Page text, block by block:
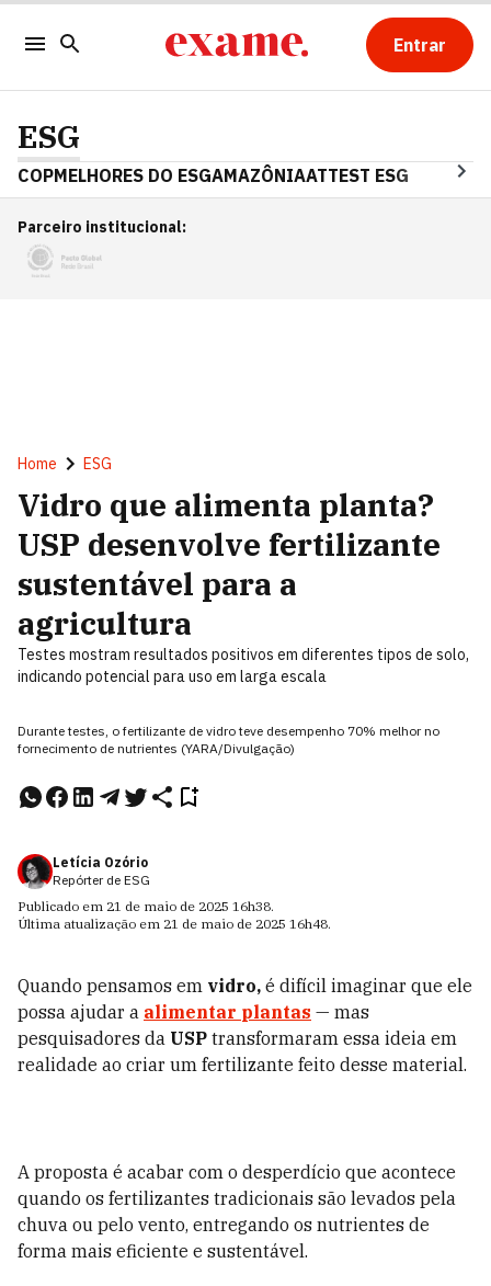
Entrar
ESG
COPMELHORES DO ESGAMAZÔNIAATTEST ESG
Parceiro institucional:
Home ESG
Vidro que alimenta planta?
USP desenvolve fertilizante
sustentável para a
agricultura
Testes mostram resultados positivos em diferentes tipos de solo,
indicando potencial para uso em larga escala
Durante testes, o fertilizante de vidro teve desempenho 70% melhor no
fornecimento de nutrientes (YARA/Divulgação)
Letícia Ozório
Repórter de ESG
Publicado em 21 de maio de 2025 16h38.
Última atualização em 21 de maio de 2025 16h48.
Quando pensamos em vidro, é difícil imaginar que ele
possa ajudar a alimentar plantas — mas
pesquisadores da USP transformaram essa ideia em
realidade ao criar um fertilizante feito desse material.
A proposta é acabar com o desperdício que acontece
quando os fertilizantes tradicionais são levados pela
chuva ou pelo vento, entregando os nutrientes de
forma mais eficiente e sustentável.